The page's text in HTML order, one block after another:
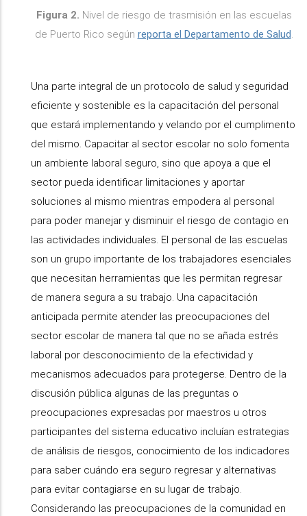
Figura 2. Nivel de riesgo de trasmisión en las escuelas
de Puerto Rico según reporta el Departamento de Salud.
Una parte integral de un protocolo de salud y seguridad
eficiente y sostenible es la capacitación del personal
que estará implementando y velando por el cumplimento
del mismo. Capacitar al sector escolar no solo fomenta
un ambiente laboral seguro, sino que apoya a que el
sector pueda identificar limitaciones y aportar
soluciones al mismo mientras empodera al personal
para poder manejar y disminuir el riesgo de contagio en
las actividades individuales. El personal de las escuelas
son un grupo importante de los trabajadores esenciales
que necesitan herramientas que les permitan regresar
de manera segura a su trabajo. Una capacitación
anticipada permite atender las preocupaciones del
sector escolar de manera tal que no se añada estrés
laboral por desconocimiento de la efectividad y
mecanismos adecuados para protegerse. Dentro de la
discusión pública algunas de las preguntas o
preocupaciones expresadas por maestros u otros
participantes del sistema educativo incluían estrategias
de análisis de riesgos, conocimiento de los indicadores
para saber cuándo era seguro regresar y alternativas
para evitar contagiarse en su lugar de trabajo.
Considerando las preocupaciones de la comunidad en